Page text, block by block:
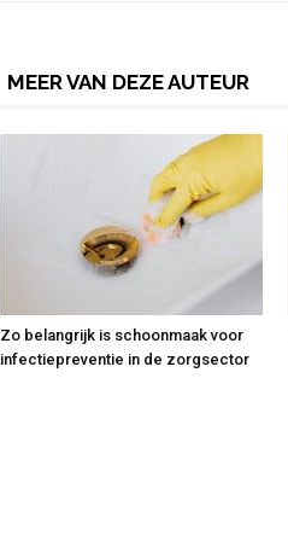
MEER VAN DEZE AUTEUR
Zo belangrijk is schoonmaak voor
infectiepreventie in de zorgsector